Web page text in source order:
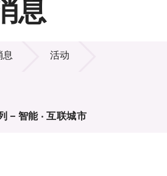
息
息 活动
– 智能 ‧ 互联城市